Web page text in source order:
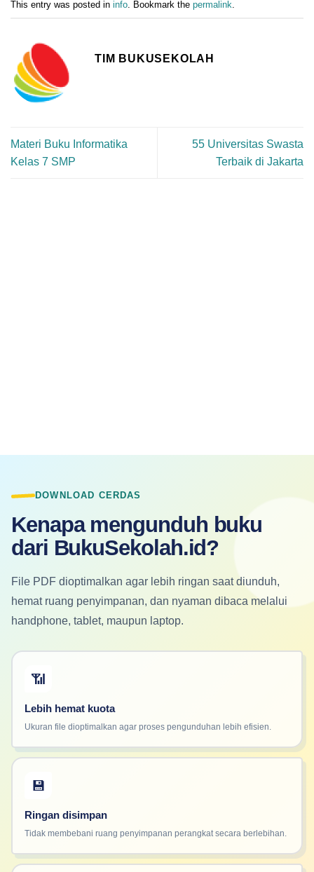
This entry was posted in info . Bookmark the permalink
TIM BUKUSEKOLAH
Materi Buku Informatika
Kelas 7 SMP
55 Universitas Swasta
Terbaik di Jakarta
DOWNLOAD CERDAS
Kenapa mengunduh buku
dari BukuSekolah.id?
File PDF dioptimalkan agar lebih ringan saat diunduh,
hemat ruang penyimpanan, dan nyaman dibaca melalui
handphone, tablet, maupun laptop.
📶
Lebih hemat kuota
Ukuran file dioptimalkan agar proses pengunduhan lebih efisien.
💾
Ringan disimpan
Tidak membebani ruang penyimpanan perangkat secara berlebihan.